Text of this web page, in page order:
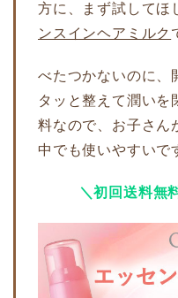
方に、まず試してほ
ンスインヘアミルク
べたつかないのに、
タッと整えて潤いを
料なので、お子さん
中でも使いやすいで
＼初回送料無